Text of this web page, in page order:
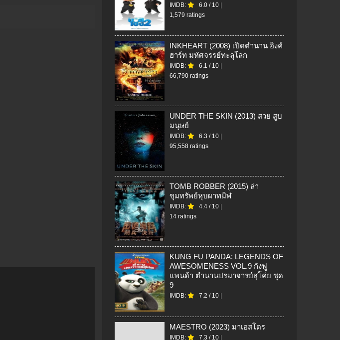
IMDB: 6.0 / 10
1,579 ratings
INKHEART (2008) เปิดตํานาน อิงค์
ฮาร์ท มหัศจรรย์ทะลุโลก
IMDB: 6.1 / 10
66,790 ratings
UNDER THE SKIN (2013) สวย สูบ
มนุษย์
IMDB: 6.3 / 10
95,558 ratings
TOMB ROBBER (2015) ล่า
ขุมทรัพย์หุบผาทมิฬ
IMDB: 4.4 / 10
14 ratings
KUNG FU PANDA: LEGENDS OF
AWESOMENESS VOL.9 กังฟู
แพนด้า ตำนานปรมาจารย์สุโค่ย ชุด
9
IMDB: 7.2 / 10
MAESTRO (2023) มาเอสโตร
IMDB: 7.3 / 10